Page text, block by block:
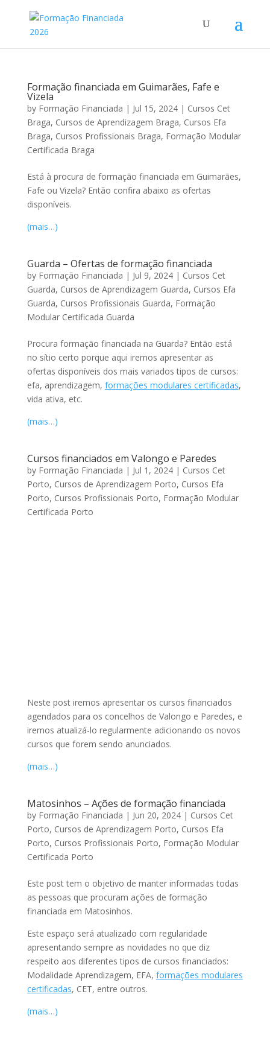
Formação financiada em Guimarães, Fafe e
Vizela
by Formação Financiada | Jul 15, 2024| Cursos Cet
Braga, Cursos de Aprendizagem Braga, Cursos Efa
Braga, Cursos Profissionais Braga, Formação Modular
Certificada Braga
Está à procura de formação financiada em Guimarães,
Fafe ou Vizela? Então confira abaixo as ofertas
disponíveis.
(mais…)
Guarda – Ofertas de formação financiada
by Formação Financiada | Jul 9, 2024| Cursos Cet
Guarda, Cursos de Aprendizagem Guarda, Cursos Efa
Guarda, Cursos Profissionais Guarda, Formação
Modular Certificada Guarda
Procura formação financiada na Guarda? Então está
no sítio certo porque aqui iremos apresentar as
ofertas disponíveis dos mais variados tipos de cursos:
efa, aprendizagem, formações modulares certificadas,
vida ativa, etc.
(mais…)
Cursos financiados em Valongo e Paredes
by Formação Financiada | Jul 1, 2024| Cursos Cet
Porto, Cursos de Aprendizagem Porto, Cursos Efa
Porto, Cursos Profissionais Porto, Formação Modular
Certificada Porto
Neste post iremos apresentar os cursos financiados
agendados para os concelhos de Valongo e Paredes, e
iremos atualizá-lo regularmente adicionando os novos
cursos que forem sendo anunciados.
(mais…)
Matosinhos – Ações de formação financiada
by Formação Financiada | Jun 20, 2024| Cursos Cet
Porto, Cursos de Aprendizagem Porto, Cursos Efa
Porto, Cursos Profissionais Porto, Formação Modular
Certificada Porto
Este post tem o objetivo de manter informadas todas
as pessoas que procuram ações de formação
financiada em Matosinhos.
Este espaço será atualizado com regularidade
apresentando sempre as novidades no que diz
respeito aos diferentes tipos de cursos financiados:
Modalidade Aprendizagem, EFA, formações modulares
certificadas, CET, entre outros.
(mais…)